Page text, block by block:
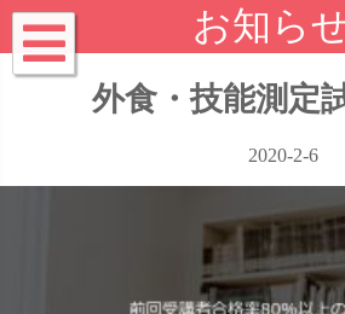
お知ら
外食・技能測定
2020-2-6